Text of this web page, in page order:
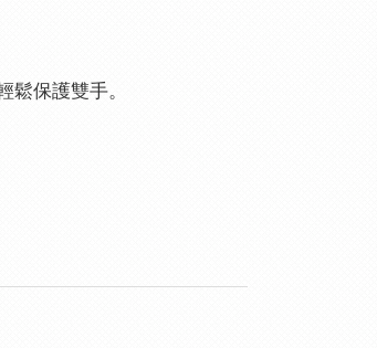
保護雙手。